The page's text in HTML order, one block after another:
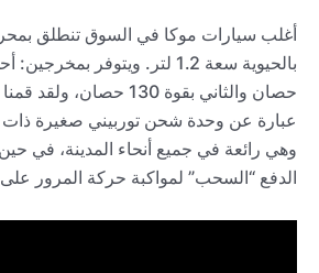
أغلب سيارات موكا في السوق تنطلق
حصان والثاني بقوة 130
عبارة عن وحدة شحن توربيني صغيرة
وهي رائعة في جميع أنحاء المدينة، في
الدفع “السحب” لمواكبة حركة المرور